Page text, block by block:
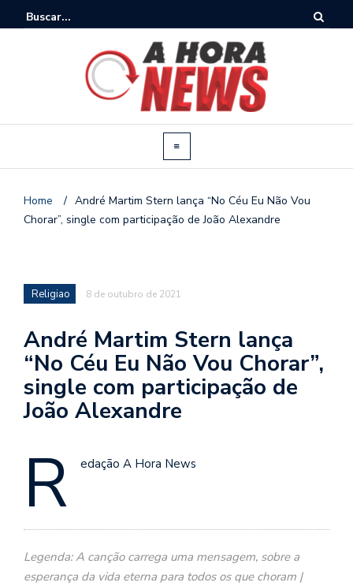
Home / André Martim Stern lança “No Céu Eu Não Vou
Chorar”, single com participação de João Alexandre
Religiao 8 de outubro de 2021
André Martim Stern lança
“No Céu Eu Não Vou Chorar”,
single com participação de
João Alexandre
R edação A Hora News
Legenda: A canção carrega uma mensagem, sobre a
esperança da vida eterna para todos os que choram |